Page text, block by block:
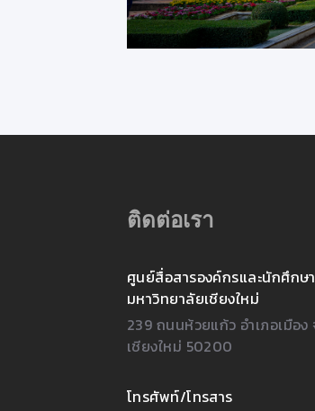
ติดต่อเรา
ศูนย์สื่อสารองค์กรและนักศึกษ
มหาวิทยาลัยเชียงใหม่
239 ถนนห้วยแก้ว อำเภอเมือง
เชียงใหม่ 50200
โทรศัพท์/โทรสาร